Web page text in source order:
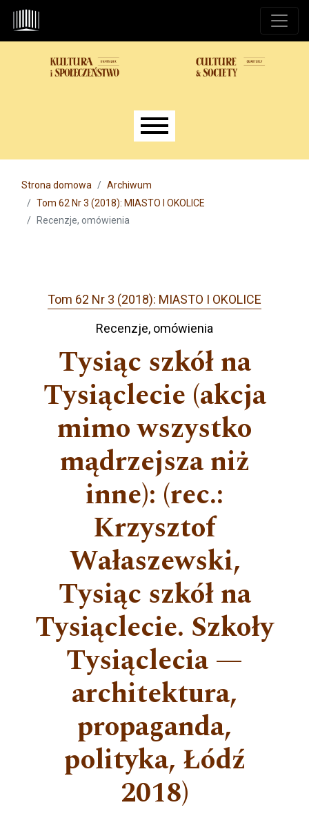
Przejdź do głównego menu
Przejdź do sekcji głównej
Przejdź do stopki
Main menu
Strona domowa
Archiwum
Tom 62 Nr 3 (2018): MIASTO I OKOLICE
Recenzje, omówienia
Tom 62 Nr 3 (2018): MIASTO I OKOLICE
Recenzje, omówienia
Tysiąc szkół na
Tysiąclecie (akcja
mimo wszystko
mądrzejsza niż
inne): (rec.:
Krzysztof
Wałaszewski,
Tysiąc szkół na
Tysiąclecie. Szkoły
Tysiąclecia —
architektura,
propaganda,
polityka, Łódź
2018)